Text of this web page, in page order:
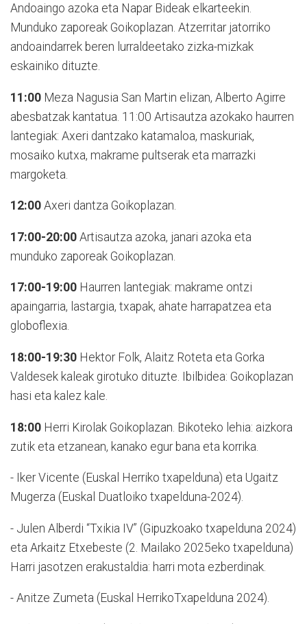
Andoaingo azoka eta Napar Bideak elkarteekin.
Munduko zaporeak Goikoplazan. Atzerritar jatorriko
andoaindarrek beren lurraldeetako zizka-mizkak
eskainiko dituzte.
11:00 Meza Nagusia San Martin elizan, Alberto Agirre
abesbatzak kantatua. 11:00 Artisautza azokako haurren
lantegiak: Axeri dantzako katamaloa, maskuriak,
mosaiko kutxa, makrame pultserak eta marrazki
margoketa.
12:00 Axeri dantza Goikoplazan.
17:00-20:00 Artisautza azoka, janari azoka eta
munduko zaporeak Goikoplazan.
17:00-19:00 Haurren lantegiak: makrame ontzi
apaingarria, lastargia, txapak, ahate harrapatzea eta
globoflexia.
18:00-19:30 Hektor Folk, Alaitz Roteta eta Gorka
Valdesek kaleak girotuko dituzte. Ibilbidea: Goikoplazan
hasi eta kalez kale.
18:00 Herri Kirolak Goikoplazan. Bikoteko lehia: aizkora
zutik eta etzanean, kanako egur bana eta korrika.
- Iker Vicente (Euskal Herriko txapelduna) eta Ugaitz
Mugerza (Euskal Duatloiko txapelduna-2024).
- Julen Alberdi “Txikia IV” (Gipuzkoako txapelduna 2024)
eta Arkaitz Etxebeste (2. Mailako 2025eko txapelduna)
Harri jasotzen erakustaldia: harri mota ezberdinak.
- Anitze Zumeta (Euskal HerrikoTxapelduna 2024).